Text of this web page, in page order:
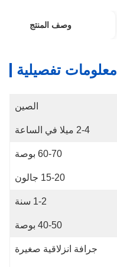
وصف المنتج
معلومات تفصيلية
الصين
2-4 ميلا في الساعة
60-70 بوصة
15-20 جالون
1-2 سنة
40-50 بوصة
جرافة انزلاقية صغيرة